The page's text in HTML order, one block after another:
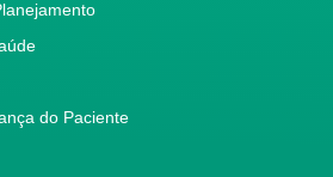
do Paciente